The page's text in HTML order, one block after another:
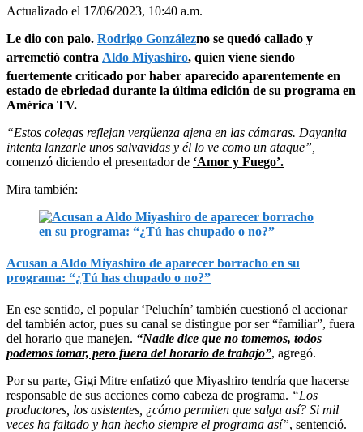
Actualizado el 17/06/2023, 10:40 a.m.
Le dio con palo. Rodrigo Gonzálezno se quedó callado y
arremetió contra Aldo Miyashiro, quien viene siendo
fuertemente criticado por haber aparecido aparentemente en
estado de ebriedad durante la última edición de su programa en
América TV.
“Estos colegas reflejan vergüenza ajena en las cámaras. Dayanita
intenta lanzarle unos salvavidas y él lo ve como un ataque”,
comenzó diciendo el presentador de ‘Amor y Fuego’.
Mira también:
Acusan a Aldo Miyashiro de aparecer borracho en su
programa: “¿Tú has chupado o no?”
En ese sentido, el popular ‘Peluchín’ también cuestionó el accionar
del también actor, pues su canal se distingue por ser “familiar”, fuera
del horario que manejen. “Nadie dice que no tomemos, todos
podemos tomar, pero fuera del horario de trabajo”, agregó.
Por su parte, Gigi Mitre enfatizó que Miyashiro tendría que hacerse
responsable de sus acciones como cabeza de programa. “Los
productores, los asistentes, ¿cómo permiten que salga así? Si mil
veces ha faltado y han hecho siempre el programa así”, sentenció.